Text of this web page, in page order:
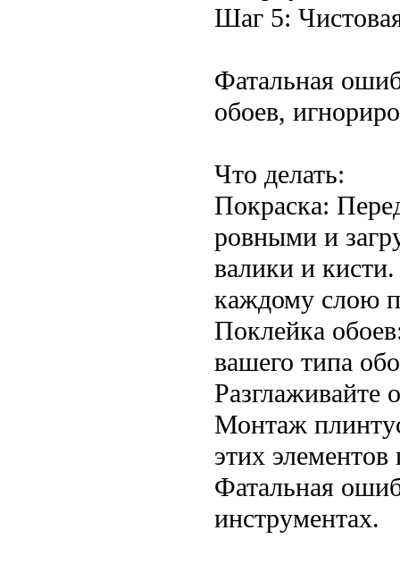
Шаг 5:
Фатальная
обоев,
Что делать:
Покраска:
ровными и
валики и
каждому слою
Поклейка
вашего типа
Разглаживайте
Монтаж
этих
Фатальная
инструментах.